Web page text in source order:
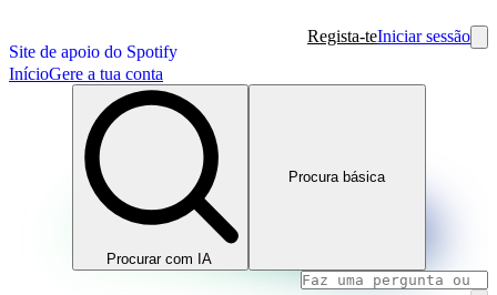
Site de apoio do Spotify
Regista-teIniciar sessão
InícioGere a tua conta
Procurar com IA
Procura básica